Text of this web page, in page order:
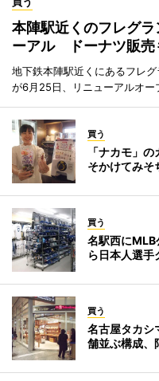
本陣駅近くのフレグ
ーアル ドーナツ販売
地下鉄本陣駅近くにあるフレ
が6月25日、リニューアルオー
買う
「ナカモ」
そかけてみそ
買う
名駅西に
ら日本人選手
買う
名古屋タカ
舗並ぶ構成、